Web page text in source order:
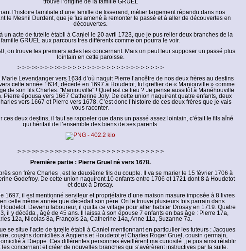
trouve l’origine de la famille GRUEL
l’histoire familiale d’une famille de tisserand, métier largement répandu dans nos
le Mesnil Durdent, que je fus amené à remonter le passé et à aller de découvertes en
découvertes.
un acte de tutelle établi à Caniel le 20 avril 1723, que je pus relier deux branches de la
famille GRUEL aux parcours très différentx comme on pourra le voir.
on trouve les premiers actes les concernant. Mais on peut leur supposer un passé plus
lointain en cette paroisse.
> > > >> > > > >> > > > > > > > > > > > > > > > > > > > > >
Levendanger vers 1634 d’où naquit Pierre l’ancêtre de nos deux frères au destins
cette année 1634, décédé en 1697 à Houdetot, fut greffier de « Maniouville » comme
de son fils Charles. "Maniouville" ! Quel est ce lieu ? Je pense aussitôt à Manéhouville
Pierre épousa vers 1667 Catherine Joly. De cette union naquirent quatre enfants, deux
vers 1667 et Pierre vers 1678. C’est donc l’histoire de ces deux frères que je vais
vous raconter.
ces deux destins, il faut se rappeler que dans un passé assez lointain, c’était le fils aîné
qui héritait de l’ensemble des biens de ses parents.
> > > >> > > > >> > > > > > > > > > > > > > > > > > > > > >
Première partie : Pierre Gruel né vers 1678.
son frère Charles , est le deuxième fils du couple. Il va se marier le 15 février 1706 à
Godefroy. De cette union naquirent 10 enfants entre 1706 et 1721 dont 8 à Houdetot
et deux à Drosay.
1697, il est mentionné serviteur et propriétaire d’une maison masure imposée à 8 livres
en cette même année que décédait son père. On le trouve plusieurs fois parrain dans
Devenu laboureur, il quitta ce village pour aller habiter Drosay en 1719. Quatre
il y décéda , âgé de 45 ans. Il laissa à son épouse 7 enfants en bas âge : Pierre 17a,
12a, Nicolas 8a, François 2a, Catherine 14a, Anne 11a, Suzanne 7a.
se situe l’acte de tutelle établi à Caniel mentionnant en particulier les tuteurs : Jacques
cousins domiciliés à Angiens et Houdetot et Charles Roger Gruel, cousin germain,
à Dieppe. Ces différentes personnes éveillèrent ma curiosité ; je pus ainsi rétablir
les concernant et créer de nouvelles branches qui s’avérèrent instructives par la suite.